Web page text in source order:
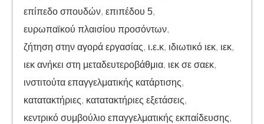
επίπεδο σπουδών, επιπέδου 5,
ευρωπαϊκού πλαισίου προσόντων,
ζήτηση στην αγορά εργασίας, ι.ε.κ, ιδιωτικό ιεκ, ιεκ,
ιεκ ανήκει στη μεταδευτεροβάθμια, ιεκ σε σαεκ,
ινστιτούτα επαγγελματικής κατάρτισης,
κατατακτήριες, κατατακτήριες εξετάσεις,
κεντρικό συμβούλιο επαγγελματικής εκπαίδευσης,